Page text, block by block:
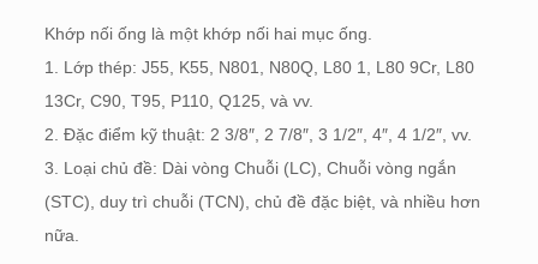
Khớp nối ống là một khớp nối hai mục ống.
1. Lớp thép: J55, K55, N801, N80Q, L80 1, L80 9Cr, L80
13Cr, C90, T95, P110, Q125, và vv.
2. Đặc điểm kỹ thuật: 2 3/8″, 2 7/8″, 3 1/2″, 4″, 4 1/2″, vv.
3. Loại chủ đề: Dài vòng Chuỗi (LC), Chuỗi vòng ngắn
(STC), duy trì chuỗi (TCN), chủ đề đặc biệt, và nhiều hơn
nữa.